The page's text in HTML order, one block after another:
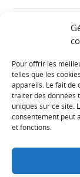
Pour offrir les
telles que les
appareils. Le fait de
traiter des données
uniques sur ce site.
consentement peut
et fonctions.
Comment créer un
Plan de site